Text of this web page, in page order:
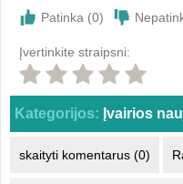
Patinka (0)
Įvertinkite straipsni:
Kategorijos: Įvairios
skaityti komentarus (0)